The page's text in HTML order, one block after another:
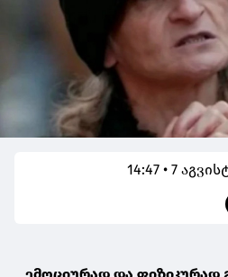
14:47 • 7
ემოციურად და